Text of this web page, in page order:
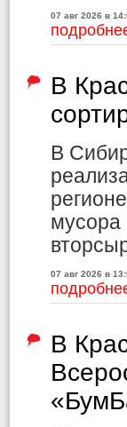
07 авг 2026 в
В
В
мусора
07 авг 2026 в
В